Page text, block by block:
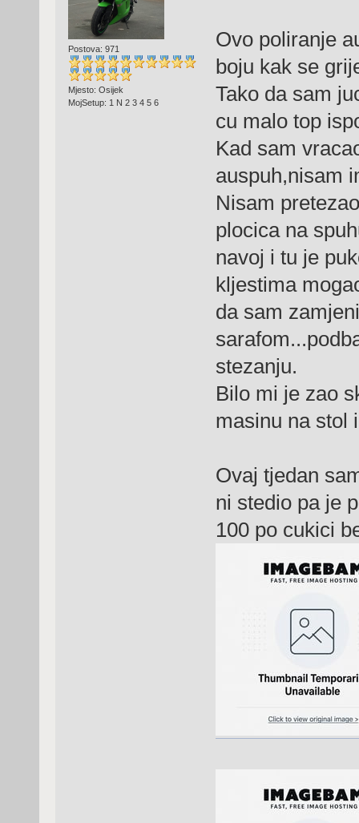
Postova: 971
Mjesto: Osijek
MojSetup: 1 N 2 3 4 5 6
Ovo poliranje
boju kak se
Tako da sam
cu malo top
Kad sam
auspuh,nisam
Nisam
plocica na
navoj i tu je
kljestima
da sam
stezanju.
Bilo mi je zao
masinu na stol
Ovaj tjedan
ni stedio pa je
100 po cukici